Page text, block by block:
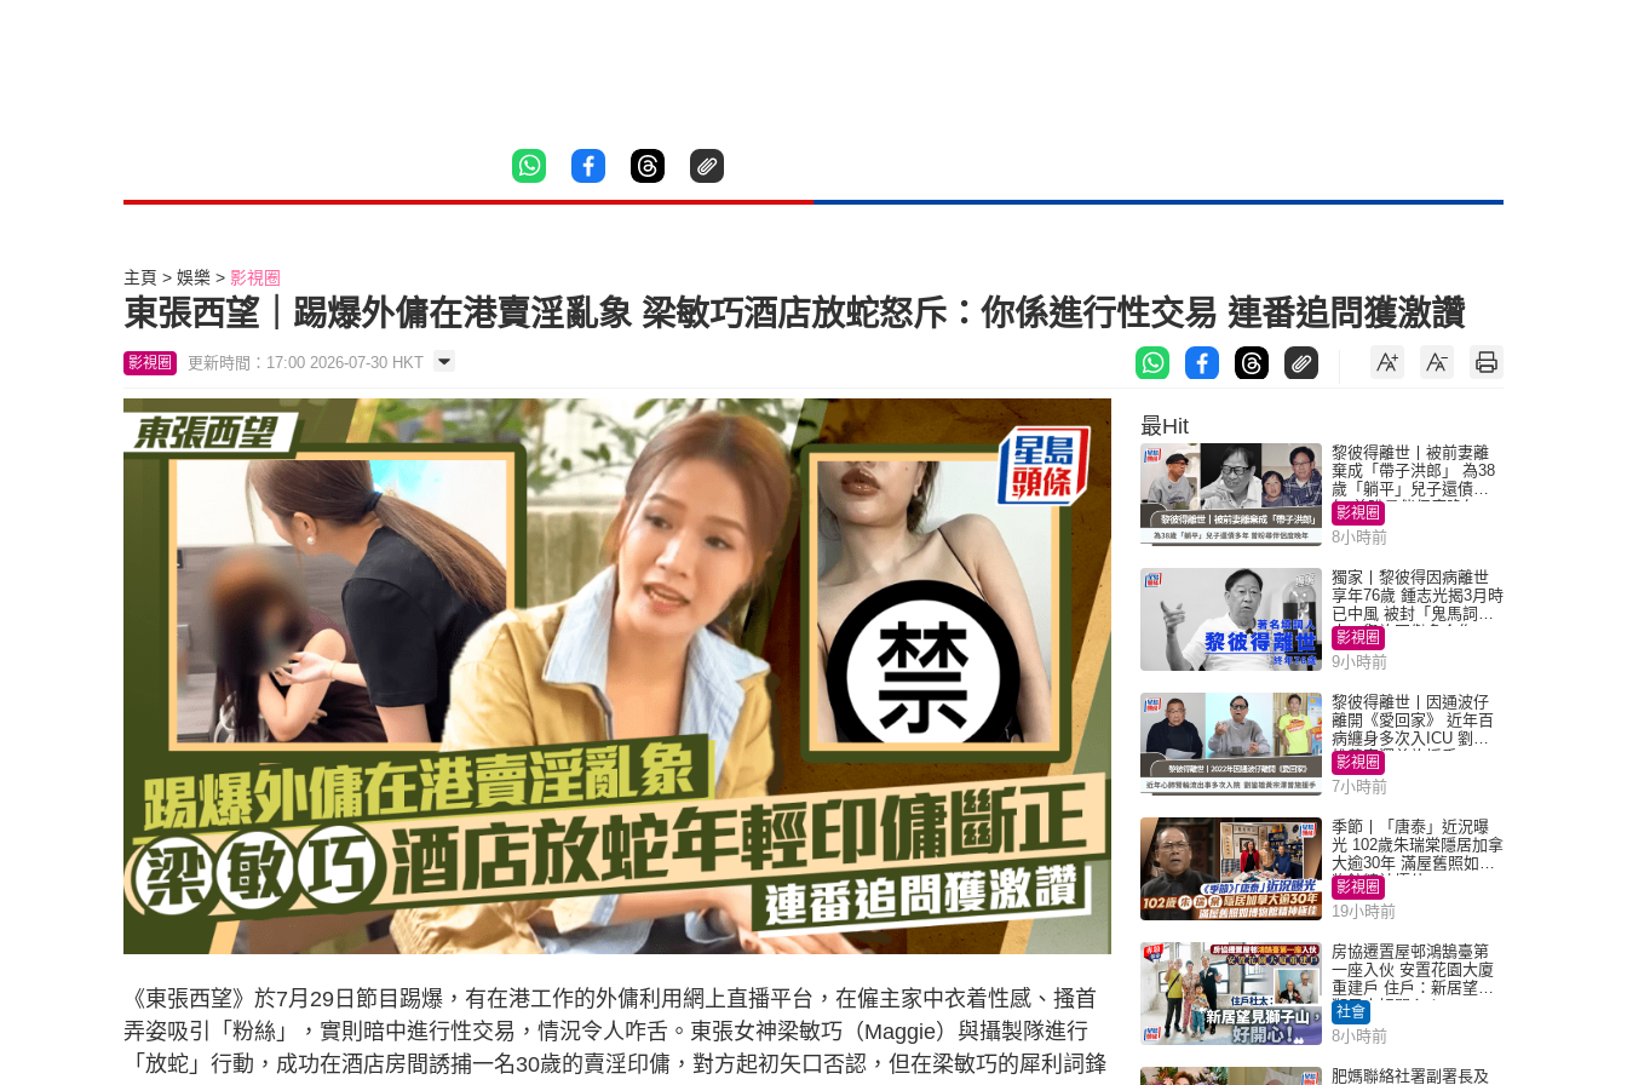
主頁 娛樂 影視圈
東張西望｜踢爆外傭在港賣淫亂象 梁敏巧酒店放蛇怒斥：你係進行性交易 連番追問獲激讚
影視圈 更新時間：17:00 2026-07-30 HKT
《東張西望》於7月29日節目踢爆，有在港工作的外傭利用網上直播平台，在僱主家中衣着性感、搔首
弄姿吸引「粉絲」，實則暗中進行性交易，情況令人咋舌。東張女神梁敏巧（Maggie）與攝製隊進行
「放蛇」行動，成功在酒店房間誘捕一名30歲的賣淫印傭，對方起初矢口否認，但在梁敏巧的犀利詞鋒
最Hit
黎彼得離世丨被前妻離
棄成「帶子洪郎」 為38
歲「躺平」兒子還債多
年 曾盼尋伴侶度晚年
影視圈
8小時前
獨家丨黎彼得因病離世
享年76歲 鍾志光揭3月時
已中風 被封「鬼馬詞
人」與許冠傑多合作
影視圈
9小時前
黎彼得離世丨因通波仔
離開《愛回家》 近年百
病纏身多次入ICU 劉鑾
雄黃宗澤曾施援手
影視圈
7小時前
季節丨「唐泰」近況曝
光 102歲朱瑞棠隱居加拿
大逾30年 滿屋舊照如博
物館精神極佳
影視圈
19小時前
房協遷置屋邨鴻鵠臺第
一座入伙 安置花園大廈
重建戶 住戶：新居望見
獅子山好開心！
社會
8小時前
肥媽聯絡社署副署長及